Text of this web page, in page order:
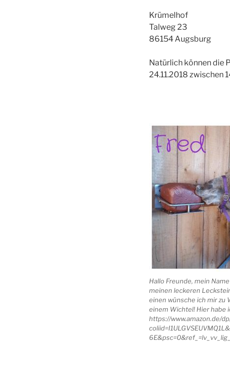
Krümelhof
Talweg 23
86154 Augsburg
Natürlich können die
24.11.2018 zwischen
Hallo Freunde, mein
meinen leckeren
einen wünsche ich mir zu
einem Wichtel! Hier habe
https://www.amazon.de/